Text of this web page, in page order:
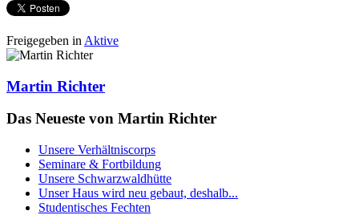
Freigegeben in Aktive
Martin Richter
Das Neueste von Martin Richter
Unsere Verhältniscorps
Seminare & Fortbildung
Unsere Schwarzwaldhütte
Unser Haus wird neu gebaut, deshalb...
Studentisches Fechten